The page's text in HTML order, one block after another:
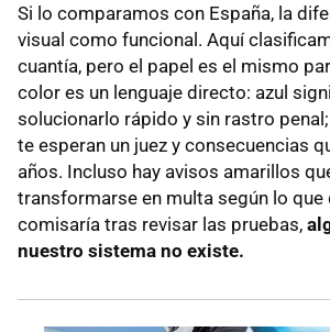
Si lo comparamos con España, la
visual como funcional. Aquí
cuantía, pero el papel es el mismo
color es un lenguaje directo: azul
solucionarlo rápido y sin rastro
te esperan un juez y consecuencias
años. Incluso hay avisos amarillos
transformarse en multa según lo que
comisaría tras revisar las pruebas,
nuestro sistema no existe.